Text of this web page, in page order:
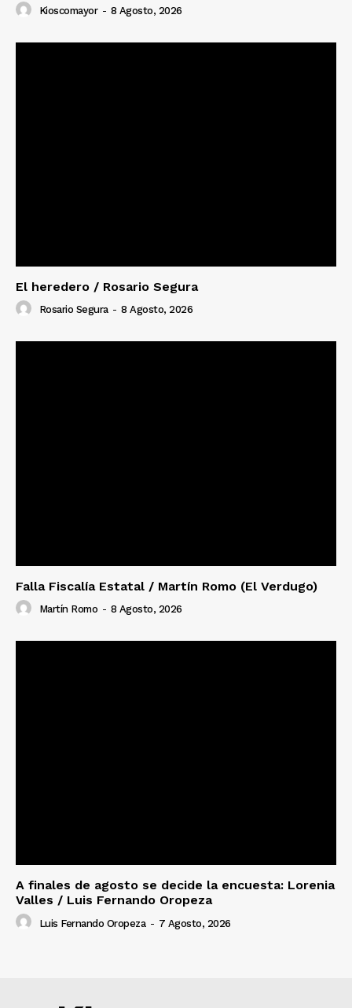
Kioscomayor - 8 Agosto, 2026
El heredero / Rosario Segura
Rosario Segura - 8 Agosto, 2026
Falla Fiscalía Estatal / Martín Romo (El Verdugo)
Martín Romo - 8 Agosto, 2026
A finales de agosto se decide la encuesta: Lorenia
Valles / Luis Fernando Oropeza
Luis Fernando Oropeza - 7 Agosto, 2026